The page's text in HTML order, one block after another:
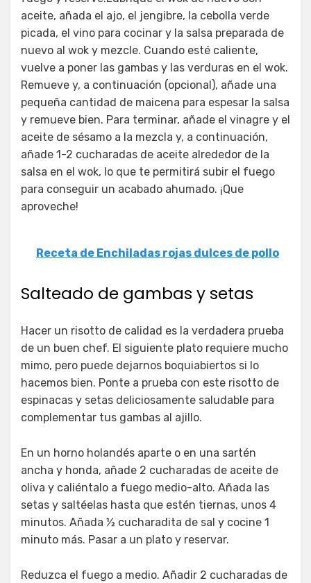
aceite, añada el ajo, el jengibre, la cebolla verde
picada, el vino para cocinar y la salsa preparada de
nuevo al wok y mezcle. Cuando esté caliente,
vuelve a poner las gambas y las verduras en el wok.
Remueve y, a continuación (opcional), añade una
pequeña cantidad de maicena para espesar la salsa
y remueve bien. Para terminar, añade el vinagre y el
aceite de sésamo a la mezcla y, a continuación,
añade 1-2 cucharadas de aceite alrededor de la
salsa en el wok, lo que te permitirá subir el fuego
para conseguir un acabado ahumado. ¡Que
aproveche!
Receta de Enchiladas rojas dulces de pollo
Salteado de gambas y setas
Hacer un risotto de calidad es la verdadera prueba
de un buen chef. El siguiente plato requiere mucho
mimo, pero puede dejarnos boquiabiertos si lo
hacemos bien. Ponte a prueba con este risotto de
espinacas y setas deliciosamente saludable para
complementar tus gambas al ajillo.
En un horno holandés aparte o en una sartén
ancha y honda, añade 2 cucharadas de aceite de
oliva y caliéntalo a fuego medio-alto. Añada las
setas y saltéelas hasta que estén tiernas, unos 4
minutos. Añada ½ cucharadita de sal y cocine 1
minuto más. Pasar a un plato y reservar.
Reduzca el fuego a medio. Añadir 2 cucharadas de